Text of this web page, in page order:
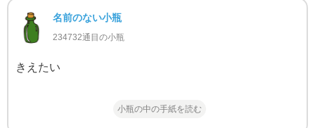
名前のない小瓶
234732通目の小瓶
きえたい
小瓶の中の手紙を読む